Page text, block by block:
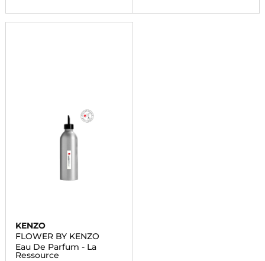
KENZO
FLOWER BY KENZO
Eau De Parfum - La
Ressource